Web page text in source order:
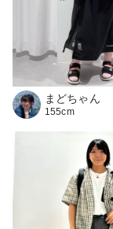
まどちゃん
155cm